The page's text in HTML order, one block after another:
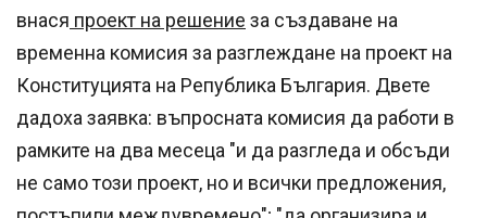
внася проект на решение за създаване на
временна комисия за разглеждане на проект на
Конституцията на Република България. Двете
дадоха заявка: въпросната комисия да работи в
рамките на два месеца "и да разгледа и обсъди
не само този проект, но и всички предложения,